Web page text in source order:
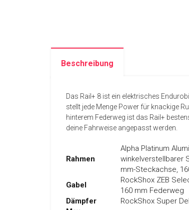
Beschreibung
Das Rail+ 8 ist ein elektrisches
stellt jede Menge Power für knackige
hinterem Federweg ist das Rail+
deine Fahrweise angepasst werden.
Rahmen
Alpha Platinum
winkelverstellbarer
mm-Steckachse,
Gabel
RockShox ZEB
160 mm Federweg
Dämpfer
RockShox Super